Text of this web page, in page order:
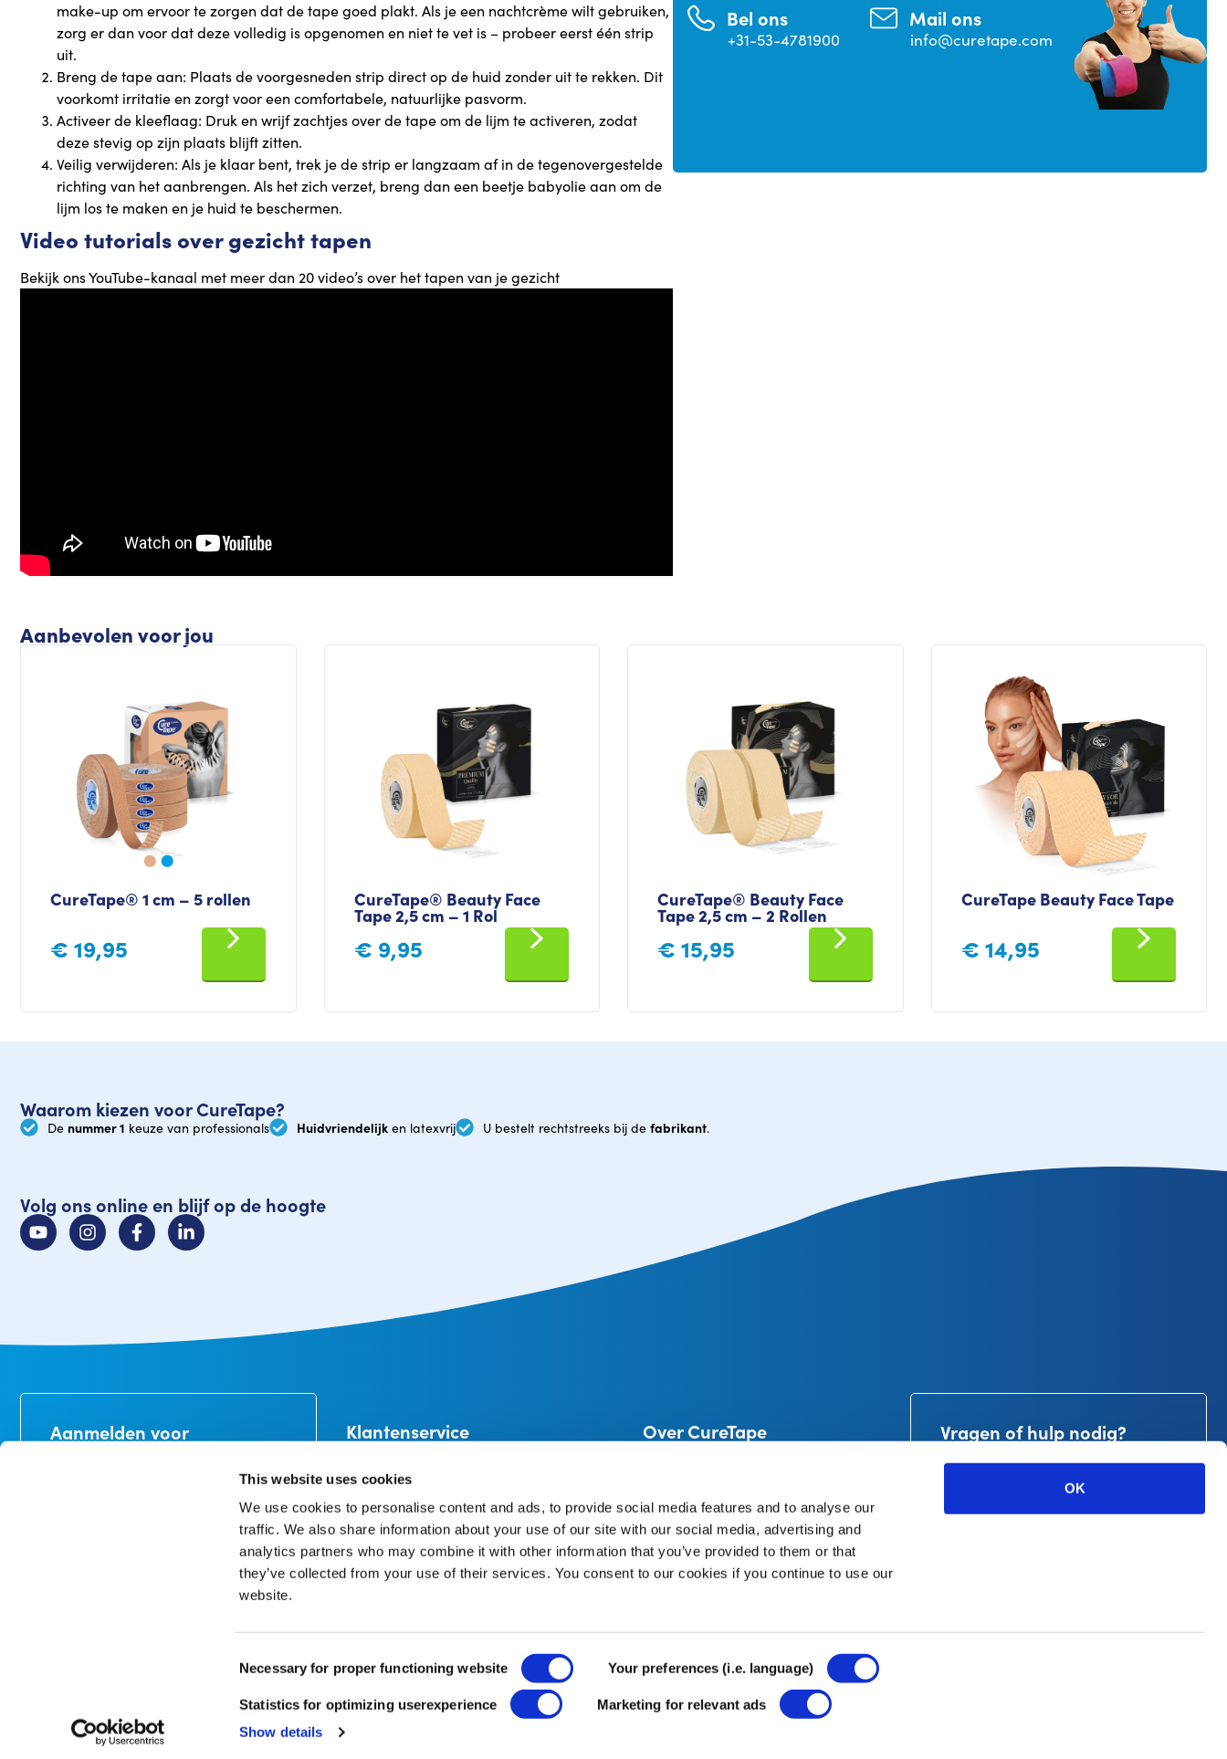
This website uses cookies
We use cookies to personalise content and ads, to provide social media features and to analyse our
traffic. We also share information about your use of our site with our social media, advertising and
analytics partners who may combine it with other information that you’ve provided to them or that
they’ve collected from your use of their services. You consent to our cookies if you continue to use our
website.
Selection
Necessary for proper functioning website Your preferences (i.e. language)
Statistics for optimizing userexperience
Marketing for relevant ads
Show details
OK
make-up om ervoor te zorgen dat de tape goed plakt. Als je een nachtcrème wilt gebruiken,
zorg er dan voor dat deze volledig is opgenomen en niet te vet is – probeer eerst één strip
uit.
Breng de tape aan: Plaats de voorgesneden strip direct op de huid zonder uit te rekken. Dit
voorkomt irritatie en zorgt voor een comfortabele, natuurlijke pasvorm.
Activeer de kleeflaag: Druk en wrijf zachtjes over de tape om de lijm te activeren, zodat
deze stevig op zijn plaats blijft zitten.
Veilig verwijderen: Als je klaar bent, trek je de strip er langzaam af in de tegenovergestelde
richting van het aanbrengen. Als het zich verzet, breng dan een beetje babyolie aan om de
lijm los te maken en je huid te beschermen.
Video tutorials over gezicht tapen
Bekijk ons YouTube-kanaal met meer dan 20 video’s over het tapen van je gezicht
Bel ons
+31-53-4781900
Mail ons
info@curetape.com
Aanbevolen voor jou
CureTape® 1 cm – 5 rollen
€ 19,95
CureTape® Beauty Face
Tape 2,5 cm – 1 Rol
€ 9,95
CureTape® Beauty Face
Tape 2,5 cm – 2 Rollen
€ 15,95
CureTape Beauty Face Tape
€ 14,95
Waarom kiezen voor CureTape?
De nummer 1 keuze van professionals Huidvriendelijk en latexvrij U bestelt rechtstreeks bij de fabrikant.
Volg ons online en blijf op de hoogte
Aanmelden voor
nieuwsbrief
Ontvang 10% korting op je eerste
In onze privacyverklaring kun je lezen hoe we omgaan
Klantenservice
Betalingen
Garanties
Mijn account
Over CureTape
Een merk van THYSOL Group B.V.
Josink Kolkweg 18
7545 PR Enschede
Nederland
Vragen of hulp nodig?
info@curetape.com
© Copyright 1998 – 2026 CureTape
Disclaimer Privacybeleid